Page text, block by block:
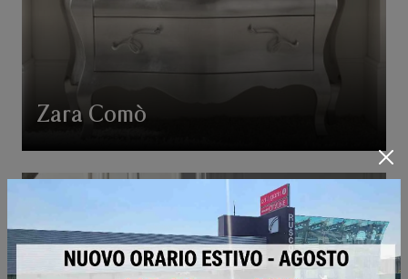
Zara Comò